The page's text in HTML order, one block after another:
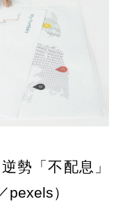
勢「不配息」
）